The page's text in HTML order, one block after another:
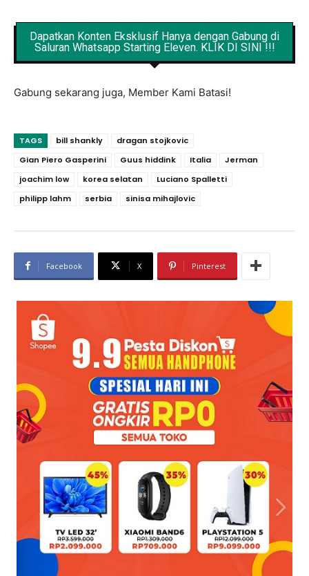
Dapatkan Konten Eksklusif Hanya dengan Gabung di
Saluran Whatsapp Starting Eleven. KLIK DI SINI !!!
Gabung sekarang juga, Member Kami Batasi!
TAGS bill shankly
dragan stojkovic
Gian Piero Gasperini
Guus hiddink Italia
Jerman
joachim low
korea selatan
Luciano Spalletti
philipp lahm
serbia sinisa mihajlovic
Facebook X Pinterest